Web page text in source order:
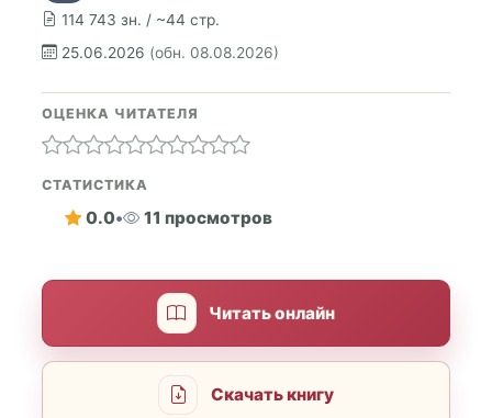
114 743 зн. / ~44 стр.
25.06.2026 (обн. 08.08.2026)
ОЦЕНКА ЧИТАТЕЛЯ
СТАТИСТИКА
0.0• 11 просмотров
Читать онлайн
Скачать книгу